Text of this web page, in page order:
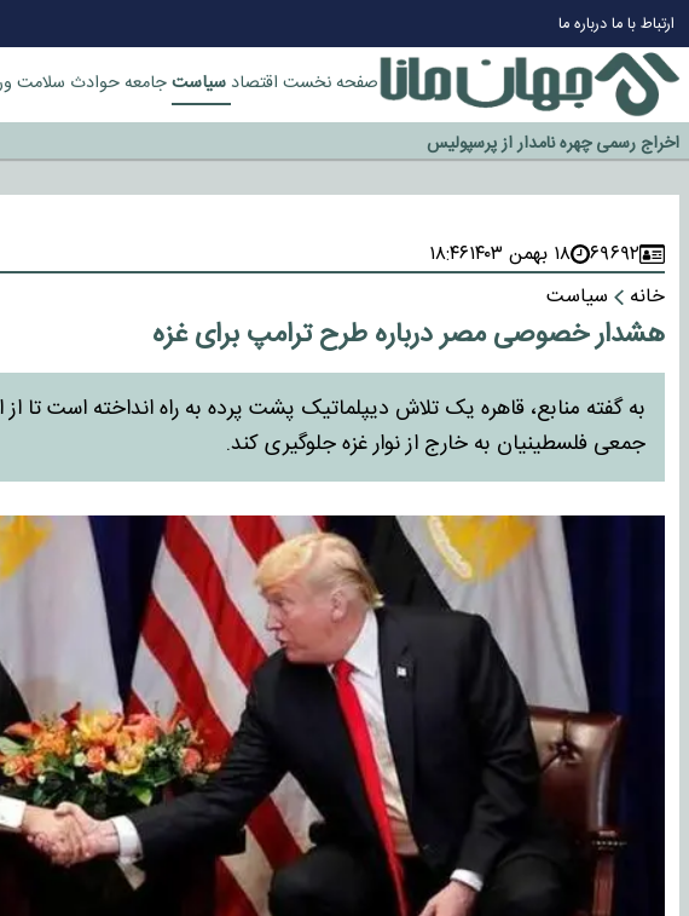
ارتباط با مادرباره ما
صفحه نخست اقتصاد سیاستجامعهحوادث سلامت
چرا طلا دوباره افزایشی شد؟
گزینه جدایی اوسمار روی میز مدیران پرسپولیس
آیا رئیس جمهور آمریکا قانون را دور می‌زند؟
اخراج رسمی چهره نامدار از پرسپولیس
سازمان اطلاعات سپاه: پروژه دولت ترامپ برای مهار چین، روسیه و اروپا شکست خورد
۶۹۶۹۲ ۱۸ بهمن ۱۴۰۳
۱۸:۴۶
خانه
سیاست
هشدار خصوصی مصر درباره طرح ترامپ برای غزه
به گفته منابع، قاهره یک تلاش دیپلماتیک پشت پرده به راه انداخته است تا
جمعی فلسطینیان به خارج از نوار غزه جلوگیری کند.